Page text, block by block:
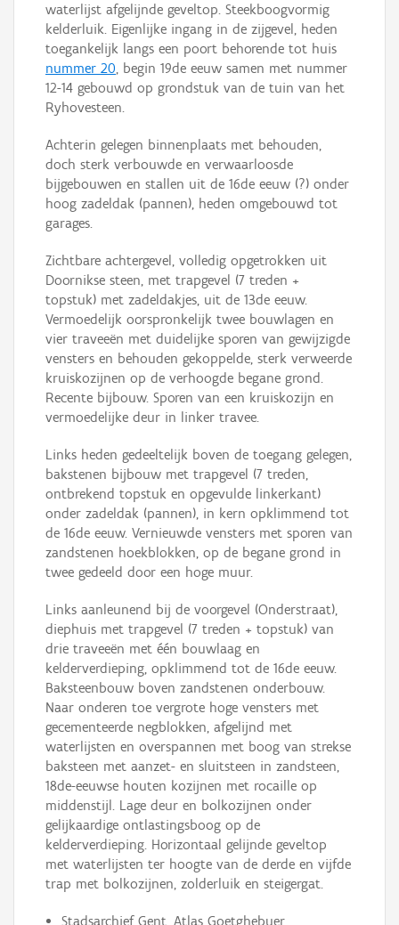
waterlijst afgelijnde geveltop. Steekboogvormig
kelderluik. Eigenlijke ingang in de zijgevel, heden
toegankelijk langs een poort behorende tot huis
nummer 20, begin 19de eeuw samen met nummer
12-14 gebouwd op grondstuk van de tuin van het
Ryhovesteen.
Achterin gelegen binnenplaats met behouden,
doch sterk verbouwde en verwaarloosde
bijgebouwen en stallen uit de 16de eeuw (?) onder
hoog zadeldak (pannen), heden omgebouwd tot
garages.
Zichtbare achtergevel, volledig opgetrokken uit
Doornikse steen, met trapgevel (7 treden +
topstuk) met zadeldakjes, uit de 13de eeuw.
Vermoedelijk oorspronkelijk twee bouwlagen en
vier traveeën met duidelijke sporen van gewijzigde
vensters en behouden gekoppelde, sterk verweerde
kruiskozijnen op de verhoogde begane grond.
Recente bijbouw. Sporen van een kruiskozijn en
vermoedelijke deur in linker travee.
Links heden gedeeltelijk boven de toegang gelegen,
bakstenen bijbouw met trapgevel (7 treden,
ontbrekend topstuk en opgevulde linkerkant)
onder zadeldak (pannen), in kern opklimmend tot
de 16de eeuw. Vernieuwde vensters met sporen van
zandstenen hoekblokken, op de begane grond in
twee gedeeld door een hoge muur.
Links aanleunend bij de voorgevel (Onderstraat),
diephuis met trapgevel (7 treden + topstuk) van
drie traveeën met één bouwlaag en
kelderverdieping, opklimmend tot de 16de eeuw.
Baksteenbouw boven zandstenen onderbouw.
Naar onderen toe vergrote hoge vensters met
gecementeerde negblokken, afgelijnd met
waterlijsten en overspannen met boog van strekse
baksteen met aanzet- en sluitsteen in zandsteen,
18de-eeuwse houten kozijnen met rocaille op
middenstijl. Lage deur en bolkozijnen onder
gelijkaardige ontlastingsboog op de
kelderverdieping. Horizontaal gelijnde geveltop
met waterlijsten ter hoogte van de derde en vijfde
trap met bolkozijnen, zolderluik en steigergat.
Stadsarchief Gent, Atlas Goetghebuer,